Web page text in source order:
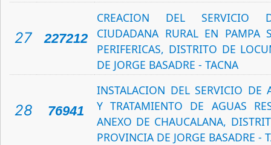
27 227212
CREACION DEL SERVICIO
CIUDADANA RURAL EN PAMPA
PERIFERICAS, DISTRITO DE
DE JORGE BASADRE - TACNA
28 76941
INSTALACION DEL SERVICIO DE
Y TRATAMIENTO DE AGUAS
ANEXO DE CHAUCALANA,
PROVINCIA DE JORGE BASADRE -